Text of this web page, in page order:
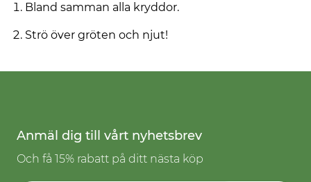
Bland samman alla kryddor.
Strö över gröten och njut!
Anmäl dig till vårt nyhetsbrev
Och få 15% rabatt på ditt nästa köp